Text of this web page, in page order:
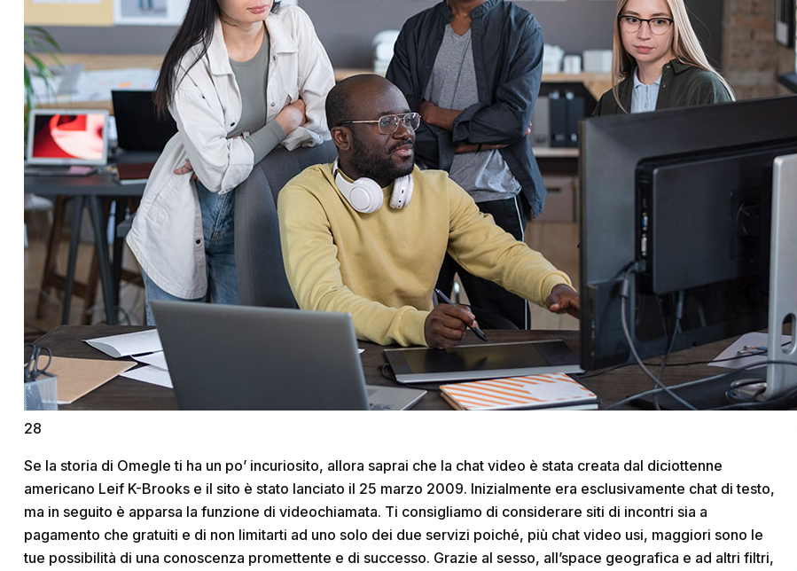
Service Education Resources
Sox Compliance
28
Se la storia di Omegle ti ha un po’ incuriosito, allora saprai che la chat video è stata creata dal diciottenne
americano Leif K-Brooks e il sito è stato lanciato il 25 marzo 2009. Inizialmente era esclusivamente chat di testo,
ma in seguito è apparsa la funzione di videochiamata. Ti consigliamo di considerare siti di incontri sia a
pagamento che gratuiti e di non limitarti ad uno solo dei due servizi poiché, più chat video usi, maggiori sono le
tue possibilità di una conoscenza promettente e di successo. Grazie al sesso, all’space geografica e ad altri filtri,